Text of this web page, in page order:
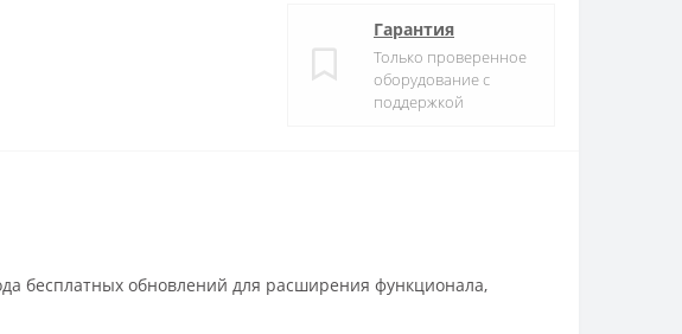
Гарантия
Только проверенное
оборудование с
поддержкой
бесплатных обновлений для расширения функционала,